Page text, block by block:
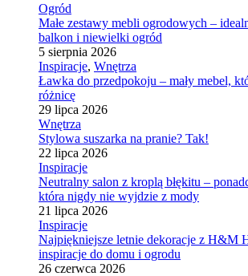
Ogród
Małe zestawy mebli ogrodowych –
balkon i niewielki ogród
5 sierpnia 2026
Inspiracje, Wnętrza
Ławka do przedpokoju – mały mebel,
różnicę
29 lipca 2026
Wnętrza
Stylowa suszarka na pranie? Tak!
22 lipca 2026
Inspiracje
Neutralny salon z kroplą błękitu –
która nigdy nie wyjdzie z mody
21 lipca 2026
Inspiracje
Najpiękniejsze letnie dekoracje z H&M
inspiracje do domu i ogrodu
26 czerwca 2026